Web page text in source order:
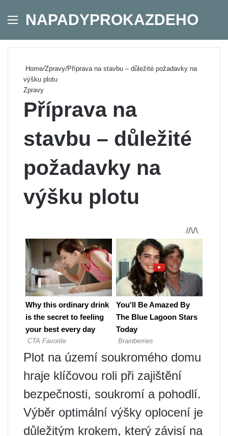
Menu
NAPADYPROKAZDEHO
Home/Zpravy/Příprava na stavbu – důležité požadavky na
výšku plotu
Zpravy
Příprava na
stavbu – důležité
požadavky na
výšku plotu
Plot na území soukromého domu
hraje klíčovou roli při zajištění
bezpečnosti, soukromí a pohodlí.
Výběr optimální výšky oplocení je
důležitým krokem, který závisí na